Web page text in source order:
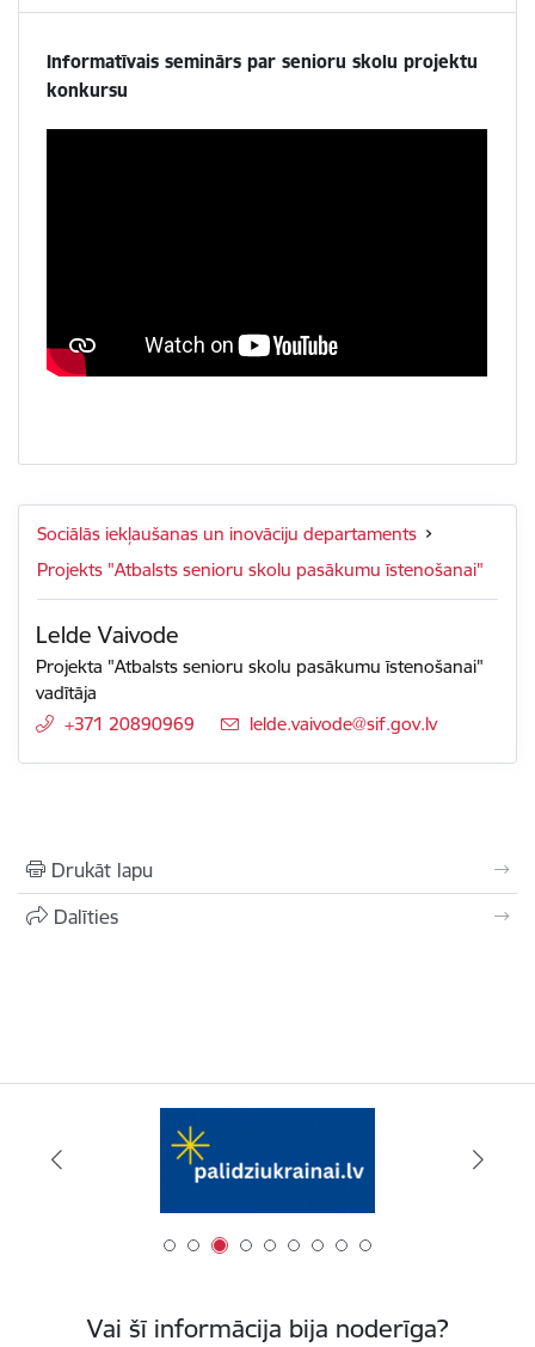
Informatīvais seminārs par senioru skolu projektu
konkursu
Sociālās iekļaušanas un inovāciju departaments
Projekts "Atbalsts senioru skolu pasākumu īstenošanai"
Lelde Vaivode
Projekta "Atbalsts senioru skolu pasākumu īstenošanai"
vadītāja
+371 20890969
E-pasts:
lelde.vaivode@sif.gov.lv
Drukāt lapu
Dalīties
Vai šī informācija bija noderīga?